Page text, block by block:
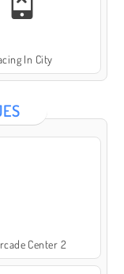
In City
Center 2